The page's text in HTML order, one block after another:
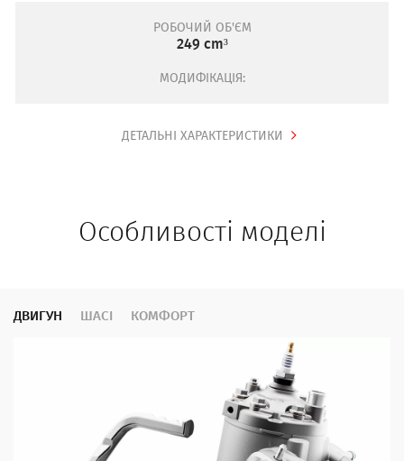
РОБОЧИЙ ОБ'ЄМ
249 cm³
МОДИФІКАЦІЯ:
ДЕТАЛЬНІ ХАРАКТЕРИСТИКИ
Особливості моделі
ДВИГУН ШАСІ КОМФОРТ